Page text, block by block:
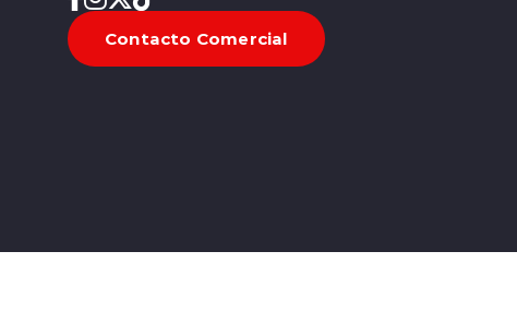
Contacto Comercial